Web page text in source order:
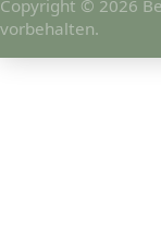
Copyright © 2026
vorbehalten.